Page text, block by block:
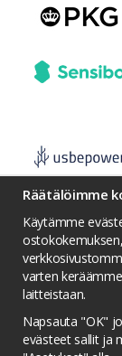
Ehdot
Twitter
Palkintojen
Räätälöimme
Käytämme
varten
laitteistaan.
Napsauta "OK"
evästeet sallit ja